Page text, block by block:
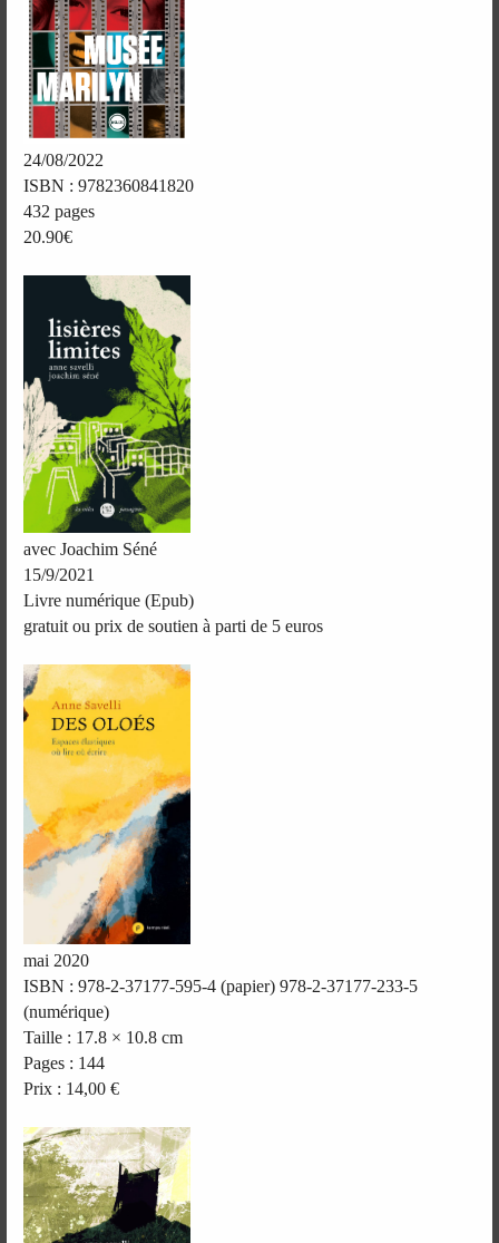
24/08/2022
ISBN : 9782360841820
432 pages
20.90€
avec Joachim Séné
15/9/2021
Livre numérique (Epub)
gratuit ou prix de soutien à parti de 5 euros
mai 2020
ISBN : 978-2-37177-595-4 (papier) 978-2-37177-233-5
(numérique)
Taille : 17.8 × 10.8 cm
Pages : 144
Prix : 14,00 €